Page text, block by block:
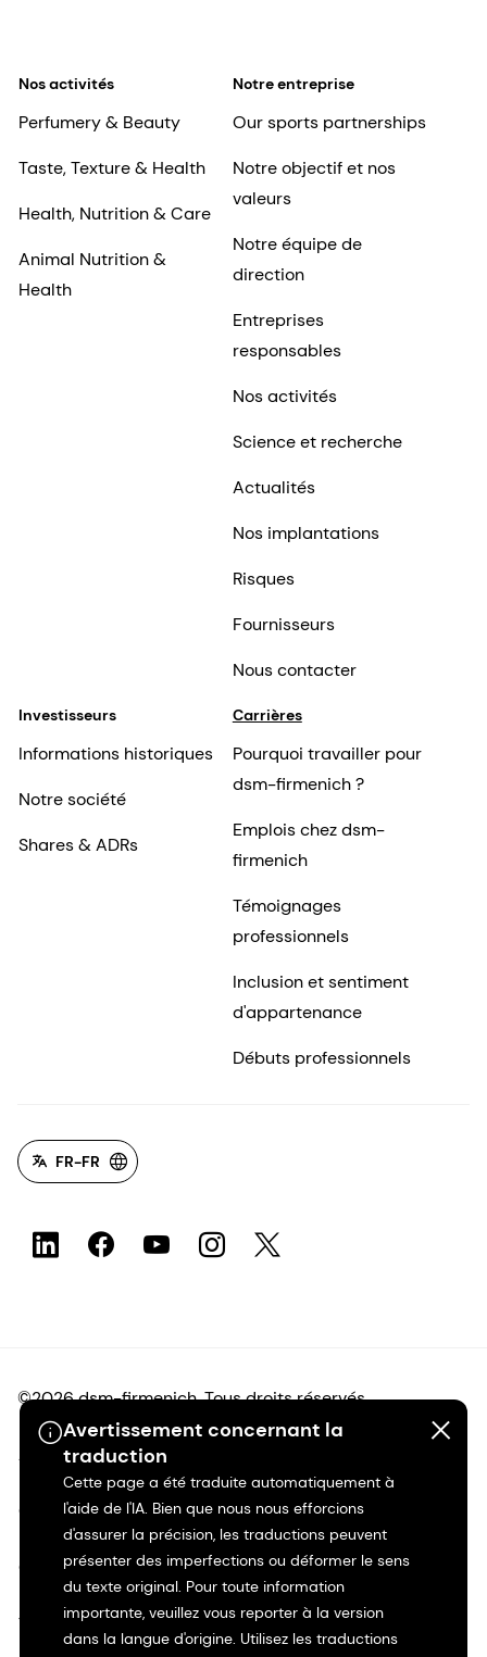
Avertissement concernant la
traduction
Cette page a été traduite automatiquement à
l'aide de l'IA. Bien que nous nous efforcions
d'assurer la précision, les traductions peuvent
présenter des imperfections ou déformer le sens
du texte original. Pour toute information
importante, veuillez vous reporter à la version
dans la langue d'origine. Utilisez les traductions
Nos activités
Perfumery & Beauty
Taste, Texture & Health
Health, Nutrition & Care
Animal Nutrition &
Health
Notre entreprise
Our sports partnerships
Notre objectif et nos
valeurs
Notre équipe de
direction
Entreprises
responsables
Nos activités
Science et recherche
Actualités
Nos implantations
Risques
Fournisseurs
Nous contacter
Investisseurs
Informations historiques
Notre société
Shares & ADRs
Carrières
Pourquoi travailler pour
dsm-firmenich ?
Emplois chez dsm-
firmenich
Témoignages
professionnels
Inclusion et sentiment
d'appartenance
Débuts professionnels
FR-FR
©2026 dsm-firmenich. Tous droits réservés.
Avis de confidentialité
Conditions d'utilisation
Conditions d'utilisation
Transparence en Californie